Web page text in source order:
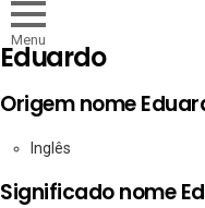
Menu
Eduardo
Origem nome
Inglês
Significado nome